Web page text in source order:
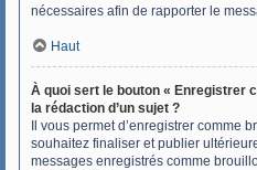
nécessaires afin de rapporter le
Haut
À quoi sert le bouton « Enregistrer
la rédaction d’un sujet ?
Il vous permet d’enregistrer comme
souhaitez finaliser et publier
messages enregistrés comme